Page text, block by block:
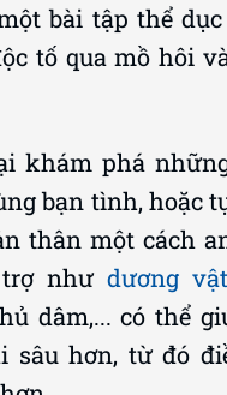
bài tập thể
tố qua mồ hôi
khám phá
bạn tình, hoặc
thân một cách
như dương
dâm,... có thể
sâu hơn, từ đó